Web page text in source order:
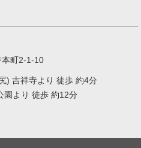
本町2-1-10
) 吉祥寺より 徒歩 約4分
園より 徒歩 約12分